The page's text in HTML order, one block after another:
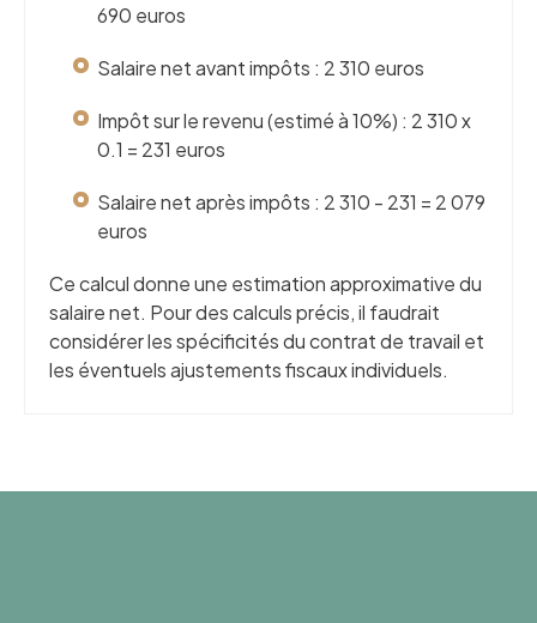
690 euros
Salaire net avant impôts : 2 310 euros
Impôt sur le revenu (estimé à 10%) : 2 310 x
0.1 = 231 euros
Salaire net après impôts : 2 310 - 231 = 2 079
euros
Ce calcul donne une estimation approximative du
salaire net. Pour des calculs précis, il faudrait
considérer les spécificités du contrat de travail et
les éventuels ajustements fiscaux individuels.